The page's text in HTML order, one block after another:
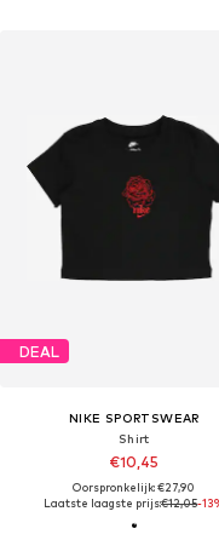
DEAL
NIKE SPORTSWEAR
Shirt
€10,45
Oorspronkelijk: €27,90
Laatste laagste prijs:€12,05-